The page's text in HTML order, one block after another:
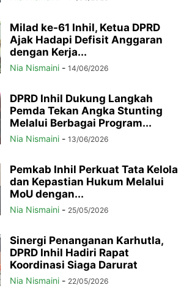
Milad ke-61 Inhil, Ketua DPRD
Ajak Hadapi Defisit Anggaran
dengan Kerja...
Nia Nismaini - 14/06/2026
DPRD Inhil Dukung Langkah
Pemda Tekan Angka Stunting
Melalui Berbagai Program...
Nia Nismaini - 13/06/2026
Pemkab Inhil Perkuat Tata Kelola
dan Kepastian Hukum Melalui
MoU dengan...
Nia Nismaini - 25/05/2026
Sinergi Penanganan Karhutla,
DPRD Inhil Hadiri Rapat
Koordinasi Siaga Darurat
Nia Nismaini - 22/05/2026